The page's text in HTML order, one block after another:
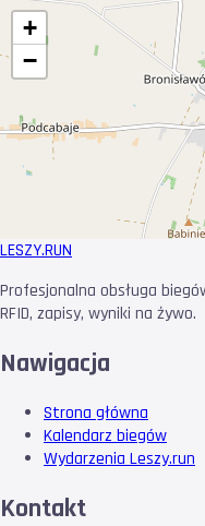
+
−
LESZY.RUN
Profesjonalna obsługa
RFID, zapisy, wyniki na żywo.
Nawigacja
Strona główna
Kalendarz biegów
Wydarzenia Leszy.run
Kontakt